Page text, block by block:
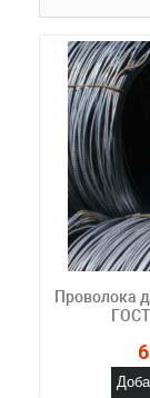
Проволока